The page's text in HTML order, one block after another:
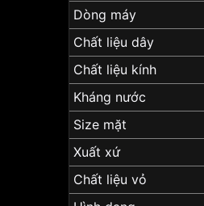
Dòng máy
Chất liệu dây
Chất liệu kính
Kháng nước
Size mặt
Xuất xứ
Chất liệu vỏ